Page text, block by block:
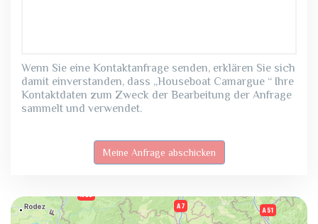
Wenn Sie eine Kontaktanfrage senden, erklären Sie sich
damit einverstanden, dass „Houseboat Camargue “ Ihre
Kontaktdaten zum Zweck der Bearbeitung der Anfrage
sammelt und verwendet.